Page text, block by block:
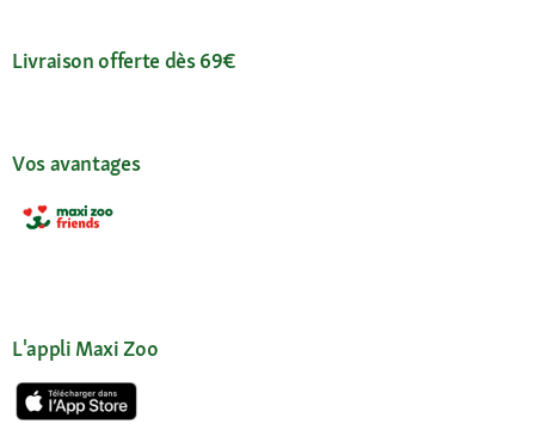
Livraison offerte dès 69€
Vos avantages
L'appli Maxi Zoo